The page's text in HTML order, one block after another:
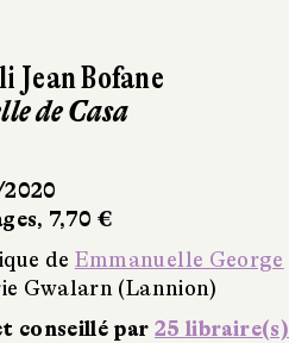
Jean Bofane
de Casa
7,70 €
de Emmanuelle George
Gwalarn (Lannion)
conseillé par 25 libraire(s)